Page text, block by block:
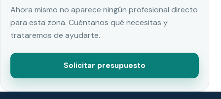
Ahora mismo no aparece ningún profesional directo
para esta zona. Cuéntanos qué necesitas y
trataremos de ayudarte.
Solicitar presupuesto